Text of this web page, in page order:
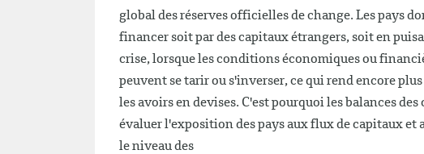
global des réserves officielles de change. Les pays
financer soit par des capitaux étrangers, soit en
crise, lorsque les conditions économiques ou
peuvent se tarir ou s'inverser, ce qui rend encore
les avoirs en devises. C'est pourquoi les balances
évaluer l'exposition des pays aux flux de capitaux et
le niveau des